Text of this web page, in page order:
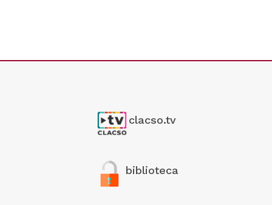
clacso.tv
biblioteca